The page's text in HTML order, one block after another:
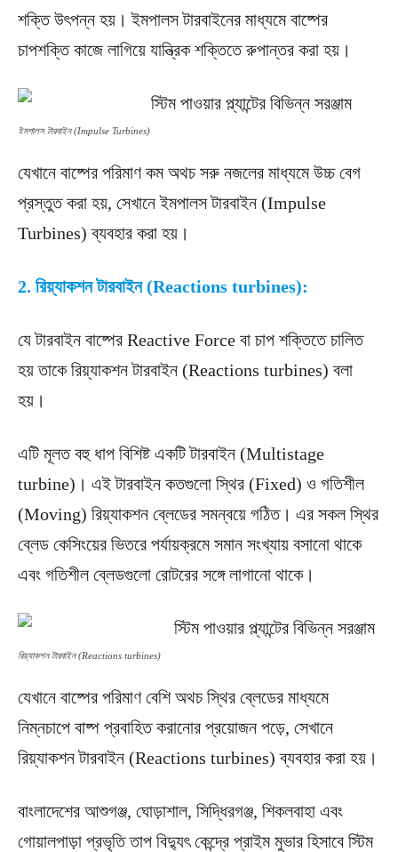
শক্তি উৎপন্ন হয়। ইমপালস টারবাইনের মাধ্যমে বাষ্পের
চাপশক্তি কাজে লাগিয়ে যান্ত্রিক শক্তিতে রুপান্তর করা হয়।
ইমপালস টারবাইন (Impulse Turbines)
যেখানে বাষ্পের পরিমাণ কম অথচ সরু নজলের মাধ্যমে উচ্চ বেগ
প্রস্তুত করা হয়, সেখানে ইমপালস টারবাইন (Impulse
Turbines) ব্যবহার করা হয়।
2. রিয়্যাকশন টারবাইন (Reactions turbines):
যে টারবাইন বাষ্পের Reactive Force বা চাপ শক্তিতে চালিত
হয় তাকে রিয়্যাকশন টারবাইন (Reactions turbines) বলা
হয়।
এটি মূলত বহু ধাপ বিশিষ্ট একটি টারবাইন (Multistage
turbine)। এই টারবাইন কতগুলাে স্থির (Fixed) ও গতিশীল
(Moving) রিয়্যাকশন ব্লেডের সমন্বয়ে গঠিত। এর সকল স্থির
ব্লেড কেসিংয়ের ভিতরে পর্যায়ক্রমে সমান সংখ্যায় বসানো থাকে
এবং গতিশীল ব্লেডগুলাে রােটরের সঙ্গে লাগানাে থাকে।
রিয়্যাকশন টারবাইন (Reactions turbines)
যেখানে বাষ্পের পরিমাণ বেশি অথচ স্থির ব্লেডের মাধ্যমে
নিম্নচাপে বাষ্প প্রবাহিত করানাের প্রয়োজন পড়ে, সেখানে
রিয়্যাকশন টারবাইন (Reactions turbines) ব্যবহার করা হয়।
বাংলাদেশের আশুগঞ্জ, ঘােড়াশাল, সিদ্ধিরগঞ্জ, শিকলবাহা এবং
গোয়ালপাড়া প্রভৃতি তাপ বিদ্যুৎ কেন্দ্রে প্রাইম মুভার হিসাবে স্টিম